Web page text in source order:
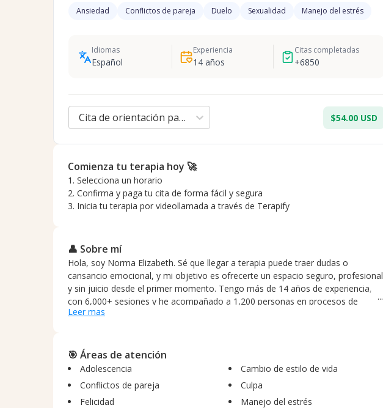
Ansiedad Conflictos de pareja Duelo Sexualidad Manejo del estrés
Idiomas
Español
Experiencia
14 años
Citas completadas
+6850
Cita de orientación para padres - 50 min. $54.00 USD
Comienza tu terapia hoy 🚀
1. Selecciona un horario
2. Confirma y paga tu cita de forma fácil y segura
3. Inicia tu terapia por videollamada a través de Terapify
👤 Sobre mí
Hola, soy Norma Elizabeth. Sé que llegar a terapia puede traer dudas o
cansancio emocional, y mi objetivo es ofrecerte un espacio seguro, profesional
y sin juicio desde el primer momento. Tengo más de 14 años de experiencia,
con 6,000+ sesiones y he acompañado a 1,200 personas en procesos de
terapia individual y de pareja. Trabajo desde un enfoque integrativo y
orientación para madres y padres, adolescencia y vida laboral. Desde la primera
sesión trabajaremos con claridad emocional y un plan concreto para fortalecer
amplia disponibilidad de horarios.
Leer mas
🎯 Áreas de atención
Adolescencia
Cambio de estilo de vida
Conflictos de pareja
Culpa
Felicidad
Manejo del estrés